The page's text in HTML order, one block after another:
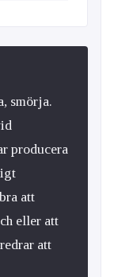
smörja.
producera
att
eller att
att